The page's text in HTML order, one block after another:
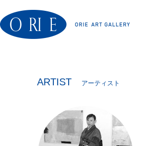
ARTIST アーティスト